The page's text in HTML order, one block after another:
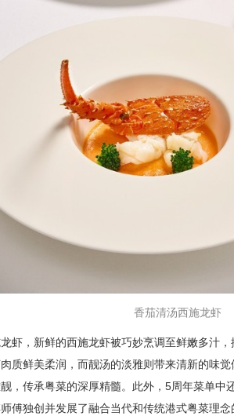
香茄清汤西施龙虾
虾，新鲜的西施龙虾被巧妙烹调至鲜嫩多汁
质鲜美柔润，而靓汤的淡雅则带来清新的味
，传承粤菜的深厚精髓。此外，5周年菜单中
傅独创并发展了融合当代和传统港式粤菜理